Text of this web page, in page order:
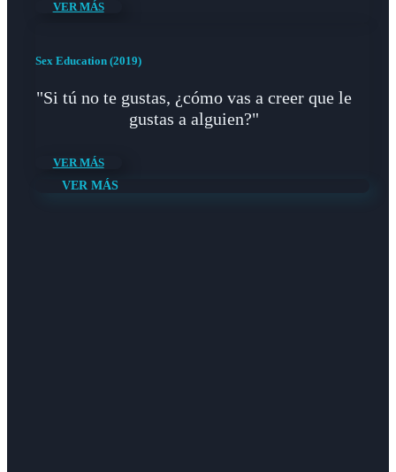
VER MÁS
Sex Education (2019)
"Si tú no te gustas, ¿cómo vas a creer que le
gustas a alguien?"
VER MÁS
VER MÁS